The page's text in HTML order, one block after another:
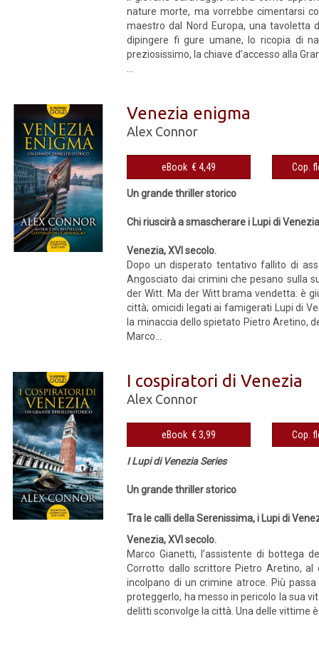
nature morte, ma vorrebbe cimentarsi
maestro dal Nord Europa, una tavoletta
dipingere fi gure umane, lo ricopia di
preziosissimo, la chiave d’accesso alla
Venezia enigma
Alex Connor
eBook € 4,49
Un grande thriller storico
Chi riuscirà a smascherare i Lupi di
Venezia, XVI secolo.
Dopo un disperato tentativo fallito di
Angosciato dai crimini che pesano sulla
der Witt. Ma der Witt brama vendetta: è
città; omicidi legati ai famigerati Lupi di
la minaccia dello spietato Pietro Aretino,
Marco...
I cospiratori di Venezia
Alex Connor
eBook € 3,99
I Lupi di Venezia Series
Un grande thriller storico
Tra le calli della Serenissima, i Lupi di
Venezia, XVI secolo.
Marco Gianetti, l’assistente di bottega
Corrotto dallo scrittore Pietro Aretino,
incolpano di un crimine atroce. Più
proteggerlo, ha messo in pericolo la sua
delitti sconvolge la città. Una delle vittime